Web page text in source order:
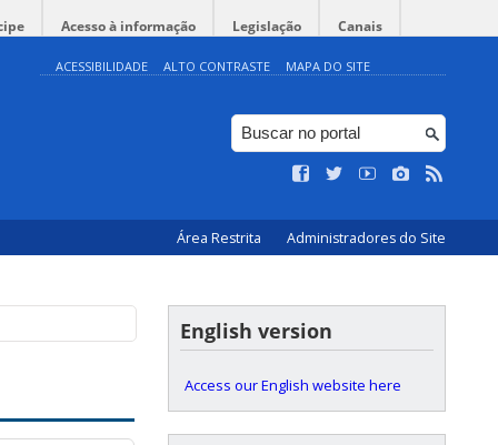
Acesso à informação Legislação Canais
ACESSIBILIDADE ALTO CONTRASTE MAPA DO SITE
Área Restrita Administradores do Site
English version
Access our English website here